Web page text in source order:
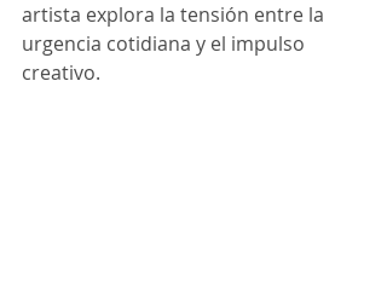
artista explora la tensión entre la
urgencia cotidiana y el impulso
creativo.